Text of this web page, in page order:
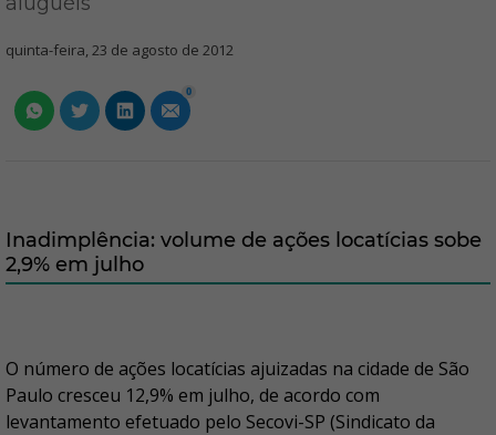
quinta-feira, 23 de agosto de 2012
0
Inadimplência: volume de ações locatícias sobe
2,9% em julho
O número de ações locatícias ajuizadas na cidade de São
Paulo cresceu 12,9% em julho, de acordo com
levantamento efetuado pelo Secovi-SP (Sindicato da